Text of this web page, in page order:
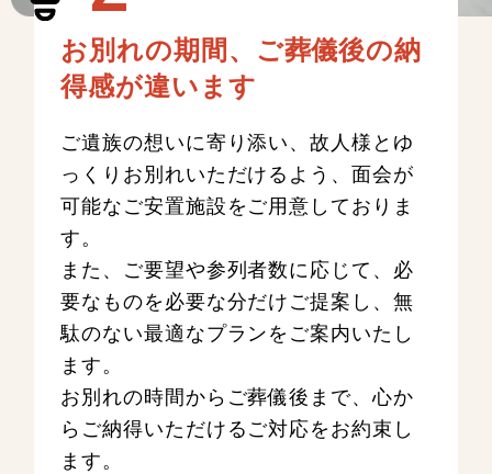
お別れの期間、ご葬儀後の納
得感が違います
ご遺族の想いに寄り添い、故人様とゆ
っくりお別れいただけるよう、面会が
可能なご安置施設をご用意しておりま
す。
また、ご要望や参列者数に応じて、必
要なものを必要な分だけご提案し、無
駄のない最適なプランをご案内いたし
ます。
お別れの時間からご葬儀後まで、心か
らご納得いただけるご対応をお約束し
ます。